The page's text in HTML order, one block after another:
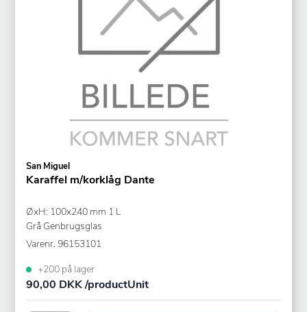
San Miguel
Karaffel m/korklåg Dante
ØxH: 100x240 mm 1 L
Grå Genbrugsglas
Varenr. 96153101
+200 på lager
90,00 DKK /productUnit